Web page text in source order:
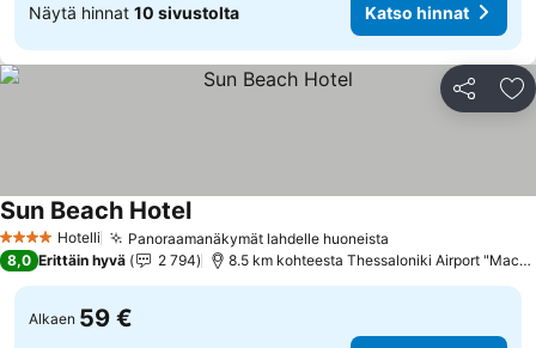
Näytä hinnat 10 sivustolta Katso hinnat
Jaa
4 Tähtiluokitus
Hotelli Panoraamanäkymät lahdelle huoneista
Sun Beach HotelKatso hinnat
8,0 Erittäin hyvä 2 794 8.5 km kohteesta Thessaloniki Airport
Alkaen 59 €